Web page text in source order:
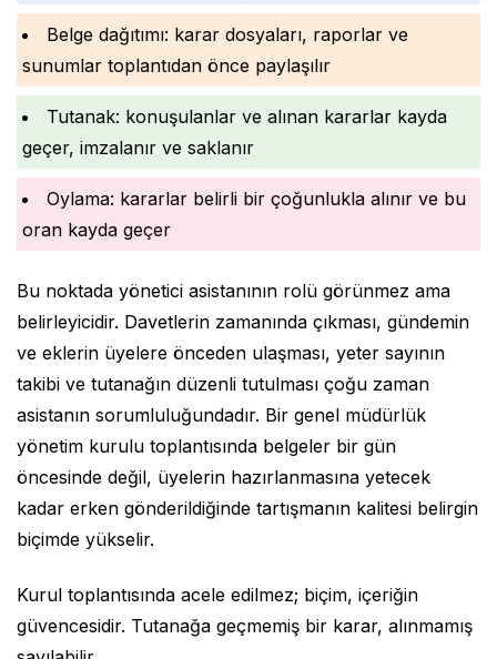
Belge dağıtımı: karar dosyaları, raporlar ve
sunumlar toplantıdan önce paylaşılır
Tutanak: konuşulanlar ve alınan kararlar kayda
geçer, imzalanır ve saklanır
Oylama: kararlar belirli bir çoğunlukla alınır ve bu
oran kayda geçer
Bu noktada yönetici asistanının rolü görünmez ama
belirleyicidir. Davetlerin zamanında çıkması, gündemin
ve eklerin üyelere önceden ulaşması, yeter sayının
takibi ve tutanağın düzenli tutulması çoğu zaman
asistanın sorumluluğundadır. Bir genel müdürlük
yönetim kurulu toplantısında belgeler bir gün
öncesinde değil, üyelerin hazırlanmasına yetecek
kadar erken gönderildiğinde tartışmanın kalitesi belirgin
biçimde yükselir.
Kurul toplantısında acele edilmez; biçim, içeriğin
güvencesidir. Tutanağa geçmemiş bir karar, alınmamış